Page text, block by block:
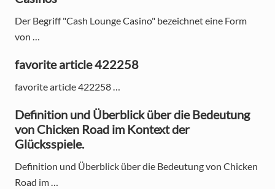
y
S
i
d
e
b
a
r
Der Begriff "Cash Lounge Casino" bezeichnet eine Form
von …
favorite article 422258
favorite article 422258 …
Definition und Überblick über die Bedeutung
von Chicken Road im Kontext der
Glücksspiele.
Definition und Überblick über die Bedeutung von Chicken
Road im …